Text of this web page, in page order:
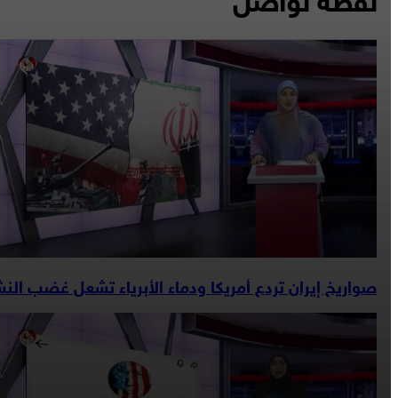
صواريخ إيران تردع أمريكا ودماء الأبرياء تشعل غضب